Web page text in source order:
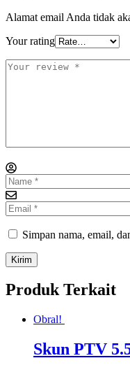
Alamat email Anda tidak
Your rating
Simpan nama, email,
Produk Terkait
Obral!
Skun PTV